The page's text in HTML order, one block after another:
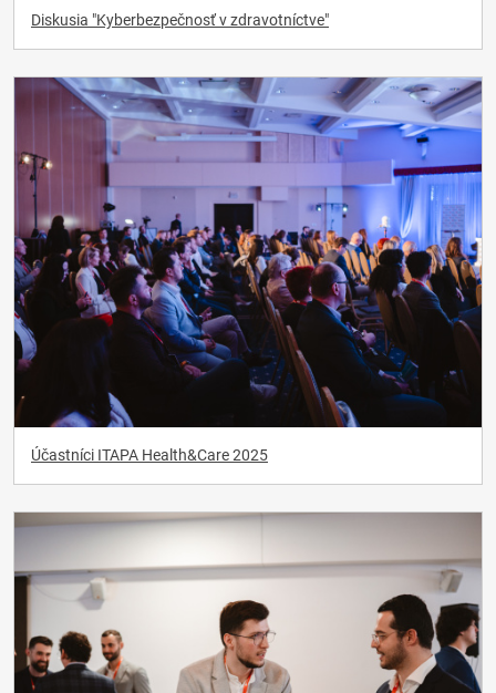
Diskusia "Kyberbezpečnosť v zdravotníctve"
Účastníci ITAPA Health&Care 2025